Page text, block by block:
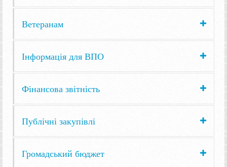
Ветеранам
Інформація для ВПО
Фінансова звітність
Публічні закупівлі
Громадський бюджет